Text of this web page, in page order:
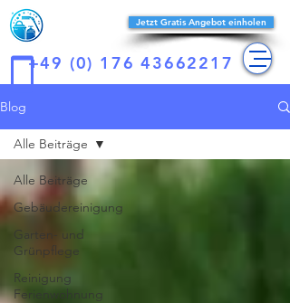
+49 (0) 176 43662217
Jetzt Gratis Angebot einholen
Blog
Alle Beiträge
Gebäudereinigung
Garten- und
Grünpflege
Reinigung
Ferienwohnung
Alle Beiträge